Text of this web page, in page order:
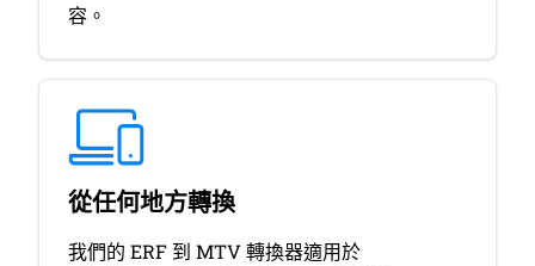
容。
從任何地方轉換
我們的 ERF 到 MTV 轉換器適用於